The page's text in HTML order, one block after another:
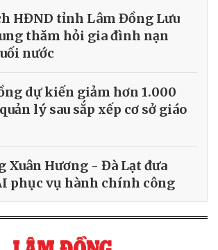
HĐND tỉnh Lâm Đồng Lưu
thăm hỏi gia đình nạn
nước
dự kiến giảm hơn 1.000
lý sau sắp xếp cơ sở giáo
Xuân Hương - Đà Lạt đưa
phục vụ hành chính công